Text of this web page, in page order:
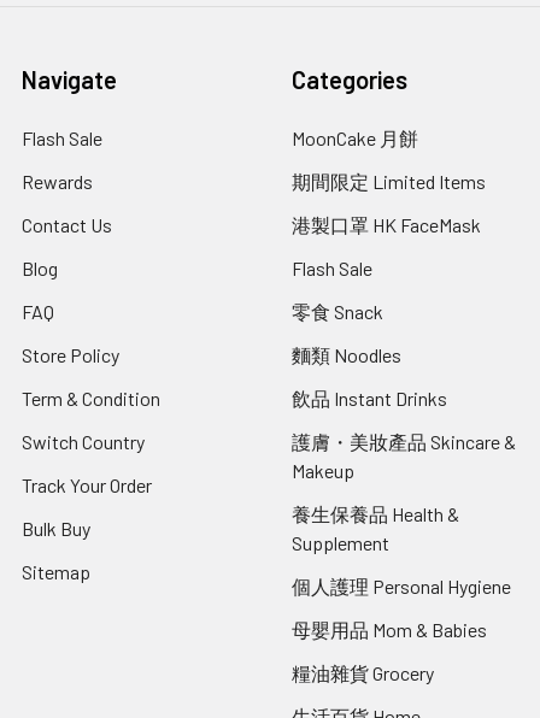
Navigate
Flash Sale
Rewards
Contact Us
Blog
FAQ
Store Policy
Term & Condition
Switch Country
Track Your Order
Bulk Buy
Sitemap
Categories
MoonCake 月餅
期間限定 Limited Items
港製口罩 HK FaceMask
Flash Sale
零食 Snack
麵類 Noodles
飲品 Instant Drinks
護膚・美妝產品 Skincare &
Makeup
養生保養品 Health &
Supplement
個人護理 Personal Hygiene
母嬰用品 Mom & Babies
糧油雜貨 Grocery